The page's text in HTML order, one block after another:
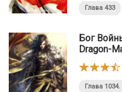
Глава 433
Бог
Dragon-
Dragon-
Глава